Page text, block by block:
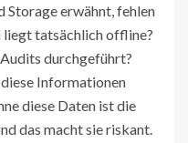
Storage erwähnt, fehlen
tatsächlich offline?
durchgeführt?
Informationen
diese Daten ist die
das macht sie riskant.